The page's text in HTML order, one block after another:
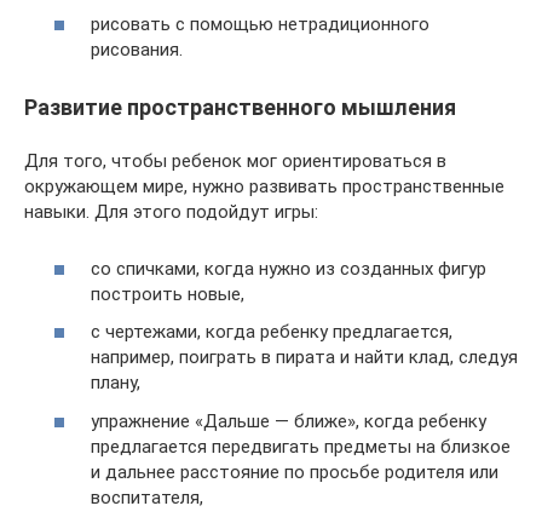
рисовать с помощью нетрадиционного
рисования.
Развитие пространственного мышления
Для того, чтобы ребенок мог ориентироваться в
окружающем мире, нужно развивать пространственные
навыки. Для этого подойдут игры:
со спичками, когда нужно из созданных фигур
построить новые,
с чертежами, когда ребенку предлагается,
например, поиграть в пирата и найти клад, следуя
плану,
упражнение «Дальше — ближе», когда ребенку
предлагается передвигать предметы на близкое
и дальнее расстояние по просьбе родителя или
воспитателя,